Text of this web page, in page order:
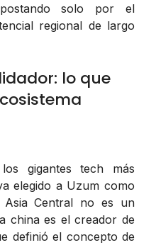
solo por el
regional de largo
lo que
gigantes tech más
elegido a Uzum como
Central no es un
china es el creador de
definió el concepto de